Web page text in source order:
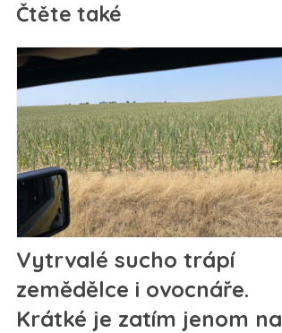
Čtěte také
Vytrvalé sucho trápí
zemědělce i ovocnáře.
Krátké je zatím jenom na